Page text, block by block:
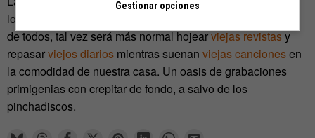
lomos de tinta. Ahora que se abren las puertas al almacén
de todos, tal vez será más normal hojearviejas revistasy
repasarviejos diarios mientras suenan viejas cancionesen
la comodidad de nuestra casa. Un oasis de grabaciones
primigenias con crepitar de fondo, a salvo de los
pinchadiscos.
Gestionar opciones